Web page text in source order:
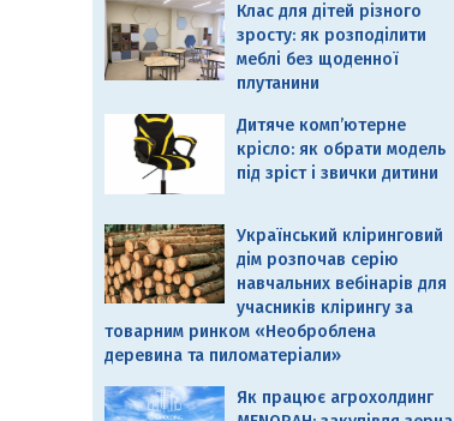
Клас для дітей різного
зросту: як розподілити
меблі без щоденної
плутанини
Дитяче комп’ютерне
крісло: як обрати модель
під зріст і звички дитини
Український кліринговий
дім розпочав серію
навчальних вебінарів для
учасників клірингу за
товарним ринком «Необроблена
деревина та пиломатеріали»
Як працює агрохолдинг